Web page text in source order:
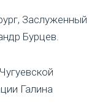
Заслуженный
Бурцев.
Галина